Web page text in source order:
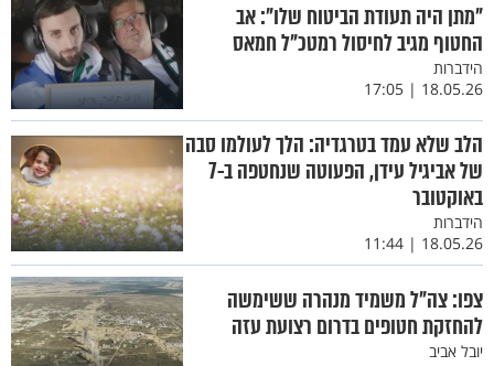
"מתן היה תעודת הביטוח שלו": אב
החטוף מגיב לחיסול רמטכ"ל חמאס
הידברות
18.05.26 | 17:05
הלב שלא עמד בטרגדיה: הלך לעולמו סבה
של אביגיל עידן, הפעוטה שנחטפה ב-7
באוקטובר
הידברות
18.05.26 | 11:44
צפו: צה"ל משמיד מנהרה ששימשה
להחזקת חטופים בדרום רצועת עזה
יובל אביב